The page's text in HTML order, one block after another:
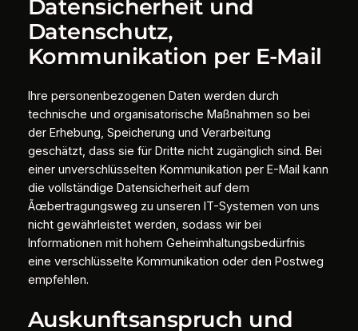
Datensicherheit und
Datenschutz,
Kommunikation per E-Mail
Ihre personenbezogenen Daten werden durch
technische und organisatorische Maßnahmen so bei
der Erhebung, Speicherung und Verarbeitung
geschätzt, dass sie für Dritte nicht zugänglich sind. Bei
einer unverschlüsselten Kommunikation per E-Mail kann
die vollständige Datensicherheit auf dem
Ãœbertragungsweg zu unseren IT-Systemen von uns
nicht gewährleistet werden, sodass wir bei
Informationen mit hohem Geheimhaltungsbedürfnis
eine verschlüsselte Kommunikation oder den Postweg
empfehlen.
Auskunftsanspruch und